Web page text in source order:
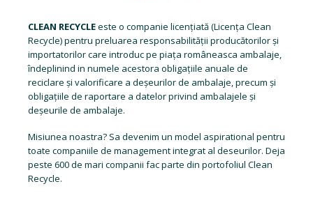
CLEAN RECYCLEeste o companie licențiată (Licența Clean
Recycle) pentru preluarea responsabilității producătorilor și
importatorilor care introduc pe piața româneasca ambalaje,
îndeplinind in numele acestora obligațiile anuale de
reciclare și valorificare a deșeurilor de ambalaje, precum și
obligațiile de raportare a datelor privind ambalajele și
deșeurile de ambalaje.
Misiunea noastra? Sa devenim un model aspirational pentru
toate companiile de management integrat al deseurilor. Deja
peste 600 de mari companii fac parte din portofoliul Clean
Recycle.